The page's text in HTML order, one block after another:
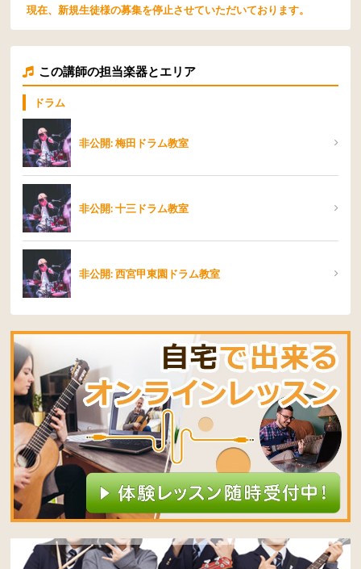
現在、新規生徒様の募集を停止させていただいております。
この講師の担当楽器とエリア
ドラム
非公開: 梅田ドラム教室
非公開: 十三ドラム教室
非公開: 西宮甲東園ドラム教室